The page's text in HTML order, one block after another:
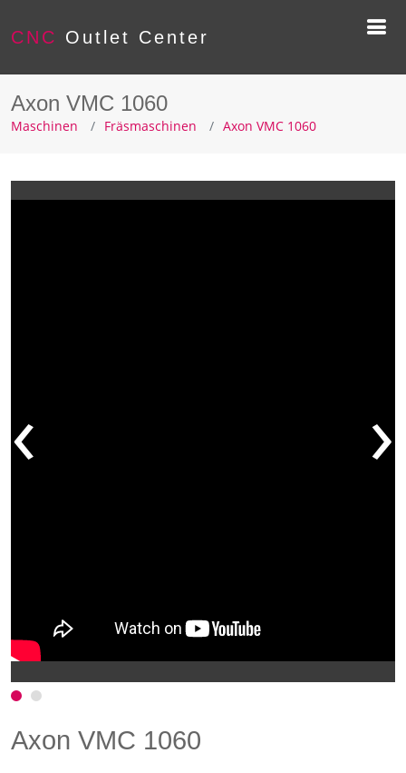
CNC Outlet Center
Axon VMC 1060
Maschinen Fräsmaschinen Axon VMC 1060
‹ ›
Axon VMC 1060